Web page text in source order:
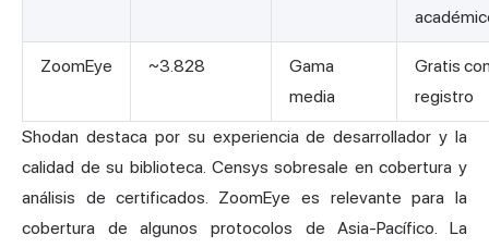
ZoomEye ~3.828
Gama
media
Gratis
registro
Shodan destaca por su experiencia de desarrollador y la
calidad de su biblioteca. Censys sobresale en cobertura y
análisis de certificados. ZoomEye es relevante para la
cobertura de algunos protocolos de Asia-Pacífico. La